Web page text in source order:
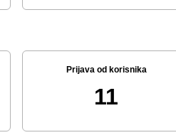
Prijava od korisnika
11